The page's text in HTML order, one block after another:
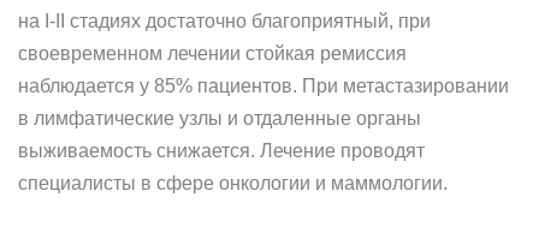
на I-II стадиях достаточно благоприятный, при
своевременном лечении стойкая ремиссия
наблюдается у 85% пациентов. При метастазировании
в лимфатические узлы и отдаленные органы
выживаемость снижается. Лечение проводят
специалисты в сфере онкологии и маммологии.